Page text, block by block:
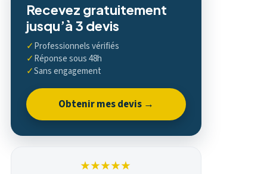
Recevez gratuitement
jusqu’à 3 devis
✓Professionnels vérifiés
✓Réponse sous 48h
✓Sans engagement
Obtenir mes devis →
★★★★★